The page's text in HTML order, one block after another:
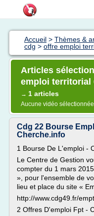
Accueil > Thèmes &
cdg > offre emploi
Articles
emploi territorial
→ 1 articles
Aucune vidéo
Cdg 22 Bourse
Cherche.info
1 Bourse De L'emploi -
Le Centre de Gestion
compter du 1 mars
», pour l'ensemble de
lieu et place du site «
http://www.cdg49.fr/
2 Offres D'emploi Fpt -